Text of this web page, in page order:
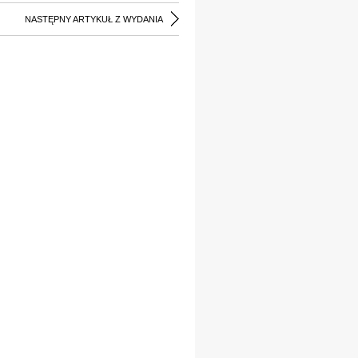
NASTĘPNY ARTYKUŁ Z WYDANIA